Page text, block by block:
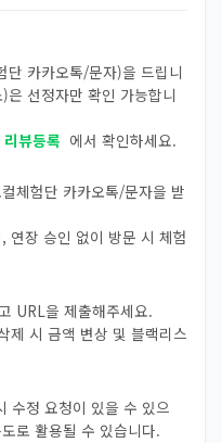
단 카카오톡/문자)을 드립니
은 선정자만 확인 가능합니
뷰등록 에서 확인하세요.
체험단 카카오톡/문자을 받
연장 승인 없이 방문 시 체험
URL을 제출해주세요.
제 시 금액 변상 및 블랙리스
수정 요청이 있을 수 있으
로 활용될 수 있습니다.